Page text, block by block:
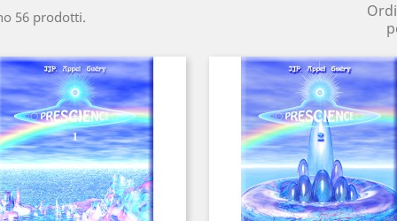
56 prodotti.